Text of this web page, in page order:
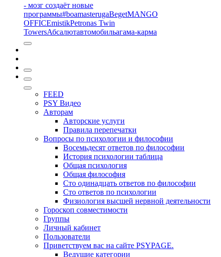
- мозг создаёт новые
программы#boamasterugaBegetMANGO
OFFICEmistikPetronas Twin
TowersАбсалютавтомобильагама-карма
FEED
PSY Видео
Авторам
Авторские услуги
Правила перепечатки
Вопросы по психологии и философии
Восемьдесят ответов по философии
История психологии таблица
Общая психология
Общая философия
Сто одинадцать ответов по философии
Сто ответов по психологии
Физиология высшей нервной деятельности
Гороскоп совместимости
Группы
Личный кабинет
Пользователи
Приветствуем вас на сайте PSYPAGE.
Ведущие категории